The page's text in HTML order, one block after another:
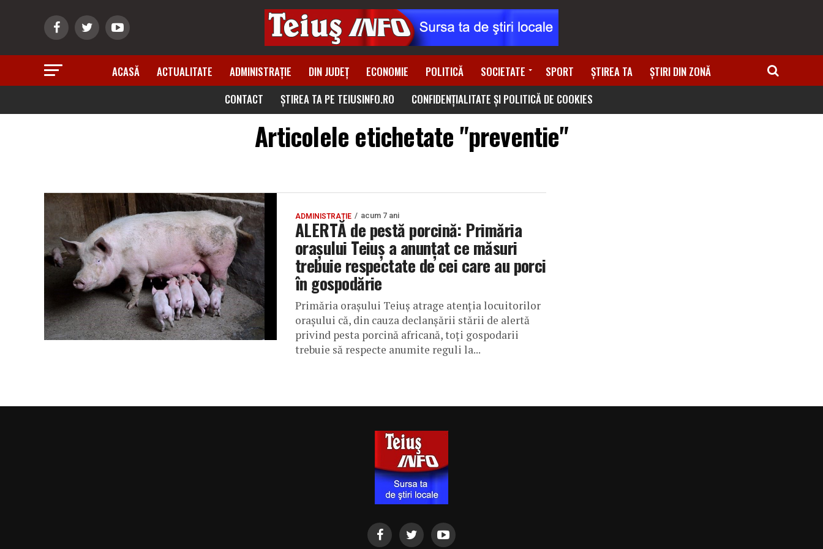
ACASĂ ACTUALITATE ADMINISTRAȚIE DIN JUDEȚ ECONOMIE POLITICĂ SOCIETATE SPORT ȘTIREA TA
ȘTIRI DIN ZONĂ
CONTACT
ȘTIREA TA PE TEIUSINFO.RO CONFIDENȚIALITATE ȘI POLITICĂ DE COOKIES
Articolele etichetate "preventie"
ADMINISTRAȚIE acum 7 ani
ALERTĂ de pestă porcină: Primăria
orașului Teiuș a anunțat ce măsuri
trebuie respectate de cei care au porci
în gospodărie
Primăria orașului Teiuș atrage atenția locuitorilor
orașului că, din cauza declanșării stării de alertă
privind pesta porcină africană, toți gospodarii
trebuie să respecte anumite reguli la...